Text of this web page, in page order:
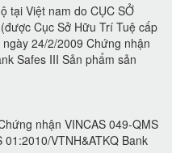
tại Việt nam do CỤC SỞ
Cục Sở Hữu Trí Tuệ cấp
24/2/2009 Chứng nhận
Safes III Sản phẩm sản
nhận VINCAS 049-QMS
VTNH&ATKQ Bank